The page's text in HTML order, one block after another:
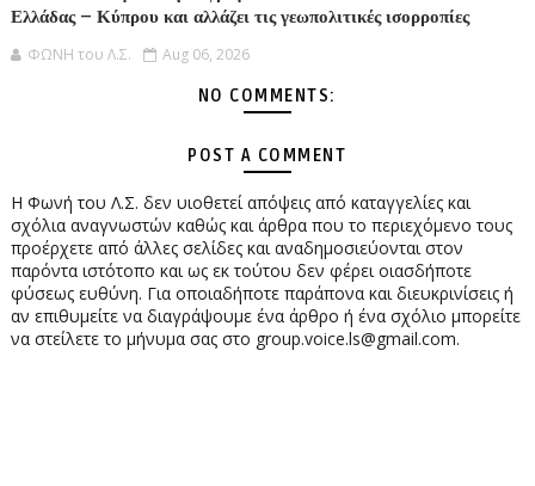
Ελλάδας – Κύπρου και αλλάζει τις γεωπολιτικές ισορροπίες
ΦΩΝΗ του Λ.Σ. Aug 06, 2026
NO COMMENTS:
POST A COMMENT
Η Φωνή του Λ.Σ. δεν υιοθετεί απόψεις από καταγγελίες και
σχόλια αναγνωστών καθώς και άρθρα που το περιεχόμενο τους
προέρχετε από άλλες σελίδες και αναδημοσιεύονται στον
παρόντα ιστότοπο και ως εκ τούτου δεν φέρει οιασδήποτε
φύσεως ευθύνη. Για οποιαδήποτε παράπονα και διευκρινίσεις ή
αν επιθυμείτε να διαγράψουμε ένα άρθρο ή ένα σχόλιο μπορείτε
να στείλετε το μήνυμα σας στο group.voice.ls@gmail.com.